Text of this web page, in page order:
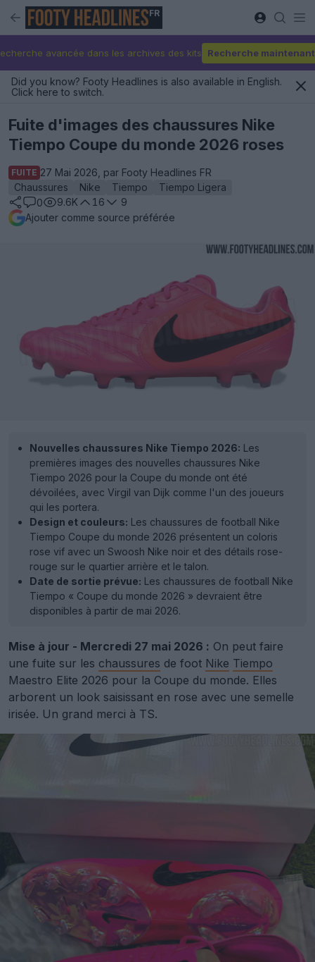
FR
avancée dans les archives des kits Recherche maintenant
Did you know? Footy Headlines is also available in English.
Click here to switch.
Fuite d'images des chaussures Nike
Tiempo Coupe du monde 2026 roses
FUITE 27 Mai 2026, par Footy Headlines FR
Chaussures
Nike Tiempo
Tiempo Ligera
0
9.6K 16
9
Ajouter comme source préférée
Nouvelles chaussures Nike Tiempo 2026: Les
premières images des nouvelles chaussures Nike
Tiempo 2026 pour la Coupe du monde ont été
dévoilées, avec Virgil van Dijk comme l'un des joueurs
qui les portera.
Design et couleurs: Les chaussures de football Nike
Tiempo Coupe du monde 2026 présentent un coloris
rose vif avec un Swoosh Nike noir et des détails rose-
rouge sur le quartier arrière et le talon.
Date de sortie prévue: Les chaussures de football Nike
Tiempo « Coupe du monde 2026 » devraient être
disponibles à partir de mai 2026.
Mise à jour - Mercredi 27 mai 2026 : On peut faire
une fuite sur les chaussures de foot Nike Tiempo
Maestro Elite 2026 pour la Coupe du monde. Elles
arborent un look saisissant en rose avec une semelle
irisée. Un grand merci à TS.